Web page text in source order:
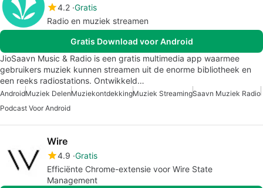
4.2 Gratis
Radio en muziek streamen
Gratis Download voor Android
JioSaavn Music & Radio is een gratis multimedia app waarmee
gebruikers muziek kunnen streamen uit de enorme bibliotheek en
een reeks radiostations. Ontwikkeld…
AndroidMuziek DelenMuziekontdekkingMuziek StreamingSaavn Muziek Radio
Podcast Voor Android
Wire
4.9 Gratis
Efficiënte Chrome-extensie voor Wire State
Management